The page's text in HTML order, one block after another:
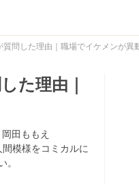
問した理由｜職場でイケメンが異
た理由｜
田ももえ
模様をコミカルに